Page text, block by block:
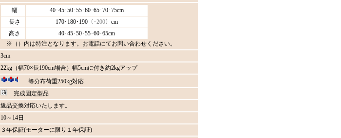
幅
40･45･50･55･60･65･70･75cm
長さ
170･180･190 （･200） cm
高さ
40･45･50･55･60･65cm
※（）内は特注となります。お電話にてお問い合わせください。
3cm
22kg（幅70×長190cm場合）幅5cmに付き約2kgアップ
等分布荷重250kg対応
完成固定型品
返品交換対応いたします。
10～14日
３年保証(モーターに限り１年保証)